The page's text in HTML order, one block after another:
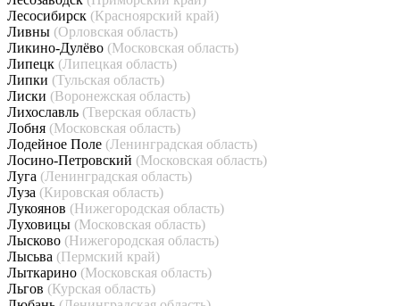
Лесосибирск (Красноярский край)
Ливны (Орловская область)
Ликино-Дулёво (Московская область)
Липецк (Липецкая область)
Липки (Тульская область)
Лиски (Воронежская область)
Лихославль (Тверская область)
Лобня (Московская область)
Лодейное Поле (Ленинградская область)
Лосино-Петровский (Московская область)
Луга (Ленинградская область)
Луза (Кировская область)
Лукоянов (Нижегородская область)
Луховицы (Московская область)
Лысково (Нижегородская область)
Лысьва (Пермский край)
Лыткарино (Московская область)
Льгов (Курская область)